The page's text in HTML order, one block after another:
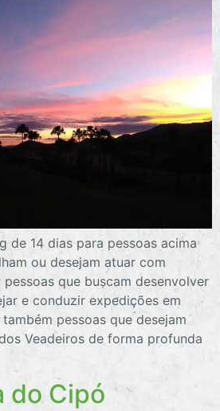
de 14 dias para pessoas acima
ou desejam atuar com
que buscam desenvolver
e conduzir expedições em
pessoas que desejam
Veadeiros de forma profunda
do Cipó